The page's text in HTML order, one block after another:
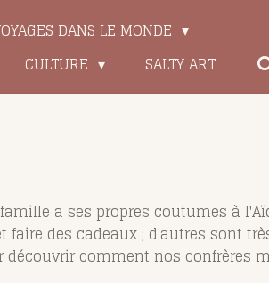
DANS LE MONDE
CULTURE SALTY ART
a ses propres coutumes à
des cadeaux ; d'autres sont
découvrir comment nos confrères